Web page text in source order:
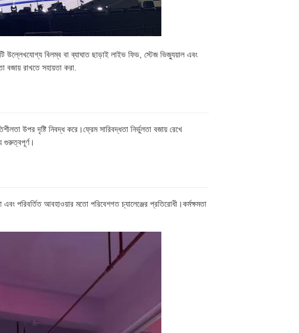
বিলম্ব বা ব্যাঘাত ছাড়াই লাইভ ফিড, স্টেজ ভিজ্যুয়াল এবং
বজায় রাখতে সহায়তা করা.
উপর দৃষ্টি নিবদ্ধ করে।ফ্রেম সারিবদ্ধতা নির্ভুলতা বজায় রেখে
গুরুত্বপূর্ণ।
পরিবর্তিত আবহাওয়ার মতো পরিবেশগত চ্যালেঞ্জের প্রতিরোধী।কর্মক্ষমতা